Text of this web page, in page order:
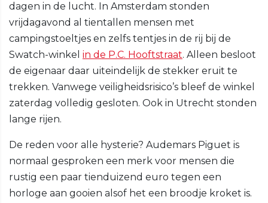
dagen in de lucht. In Amsterdam stonden
vrijdagavond al tientallen mensen met
campingstoeltjes en zelfs tentjes in de rij bij de
Swatch-winkel in de P.C. Hooftstraat. Alleen besloot
de eigenaar daar uiteindelijk de stekker eruit te
trekken. Vanwege veiligheidsrisico’s bleef de winkel
zaterdag volledig gesloten. Ook in Utrecht stonden
lange rijen.
De reden voor alle hysterie? Audemars Piguet is
normaal gesproken een merk voor mensen die
rustig een paar tienduizend euro tegen een
horloge aan gooien alsof het een broodje kroket is.